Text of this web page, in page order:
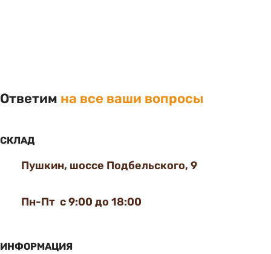
Ответим на все ваши вопросы
СКЛАД
Пушкин, шоссе Подбельского, 9
Пн-Пт с 9:00 до 18:00
ИНФОРМАЦИЯ